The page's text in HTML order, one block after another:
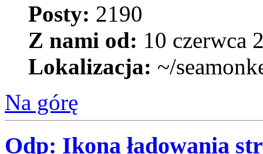
Posty: 2190
Z nami od: 10 czerwca
Lokalizacja: ~/
Na górę
Odp: Ikona ładowania